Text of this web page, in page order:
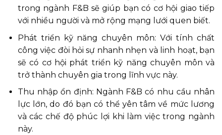
trong ngành F&B sẽ giúp bạn có cơ hội giao tiếp
với nhiều người và mở rộng mạng lưới quen biết.
Phát triển kỹ năng chuyên môn: Với tính chất
công việc đòi hỏi sự nhanh nhẹn và linh hoạt, bạn
sẽ có cơ hội phát triển kỹ năng chuyên môn và
trở thành chuyên gia trong lĩnh vực này.
Thu nhập ổn định: Ngành F&B có nhu cầu nhân
lực lớn, do đó bạn có thể yên tâm về mức lương
và các chế độ phúc lợi khi làm việc trong ngành
này.